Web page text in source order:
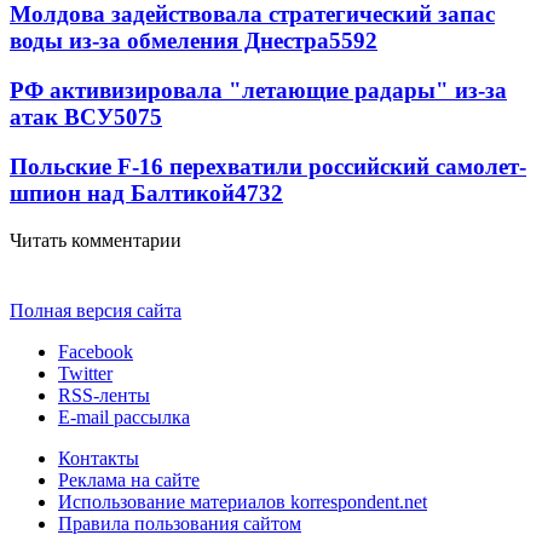
Молдова задействовала стратегический запас
воды из-за обмеления Днестра5592
РФ активизировала "летающие радары" из-за
атак ВСУ5075
Польские F-16 перехватили российский самолет-
шпион над Балтикой4732
Читать комментарии
Полная версия сайта
Facebook
Twitter
RSS-ленты
E-mail рассылка
Контакты
Реклама на сайте
Использование материалов korrespondent.net
Правила пользования сайтом